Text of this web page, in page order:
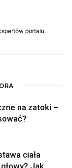
portalu
na zatoki –
ciała
Jak